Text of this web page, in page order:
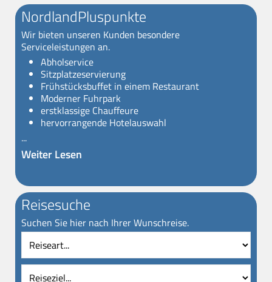
NordlandPluspunkte
Wir bieten unseren Kunden besondere
Serviceleistungen an.
Abholservice
Sitzplatzeservierung
Frühstücksbuffet in einem Restaurant
Moderner Fuhrpark
erstklassige Chauffeure
hervorrangende Hotelauswahl
...
Weiter Lesen
Reisesuche
Suchen Sie hier nach Ihrer Wunschreise.
Reiseart